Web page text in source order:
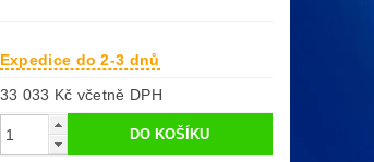
Expedice do 2-3 dnů
33 033 Kč včetně DPH